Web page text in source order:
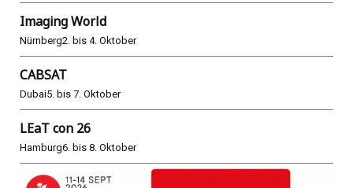
Imaging World
Nürnberg2. bis 4. Oktober
CABSAT
Dubai5. bis 7. Oktober
LEaT con 26
Hamburg6. bis 8. Oktober